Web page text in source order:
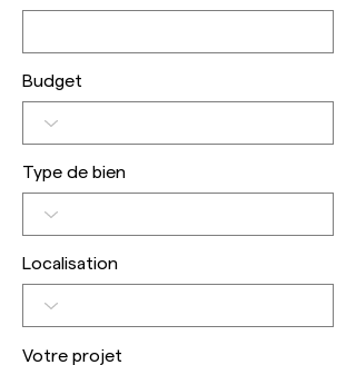
Budget
Type de bien
Localisation
Votre projet